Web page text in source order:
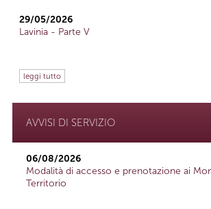
29/05/2026
Lavinia - Parte V
leggi tutto
AVVISI DI SERVIZIO
06/08/2026
Modalità di accesso e prenotazione ai
Territorio